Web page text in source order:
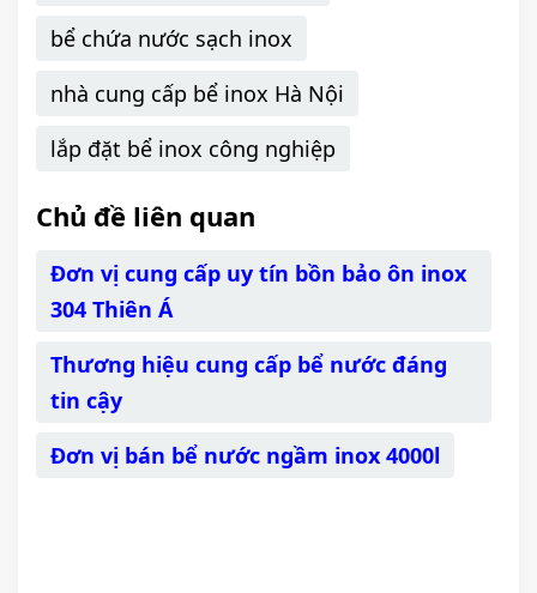
bể chứa nước sạch inox
nhà cung cấp bể inox Hà Nội
lắp đặt bể inox công nghiệp
Chủ đề liên quan
Đơn vị cung cấp uy tín bồn bảo ôn inox
304 Thiên Á
Thương hiệu cung cấp bể nước đáng
tin cậy
Đơn vị bán bể nước ngầm inox 4000l